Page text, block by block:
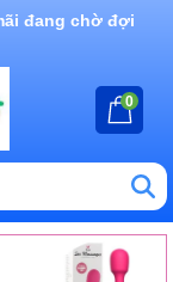
đang chờ đợi
0